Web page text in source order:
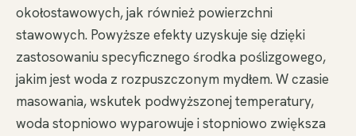
okołostawowych, jak również powierzchni
stawowych. Powyższe efekty uzyskuje się dzięki
zastosowaniu specyficznego środka poślizgowego,
jakim jest woda z rozpuszczonym mydłem. W czasie
masowania, wskutek podwyższonej temperatury,
woda stopniowo wyparowuje i stopniowo zwiększa